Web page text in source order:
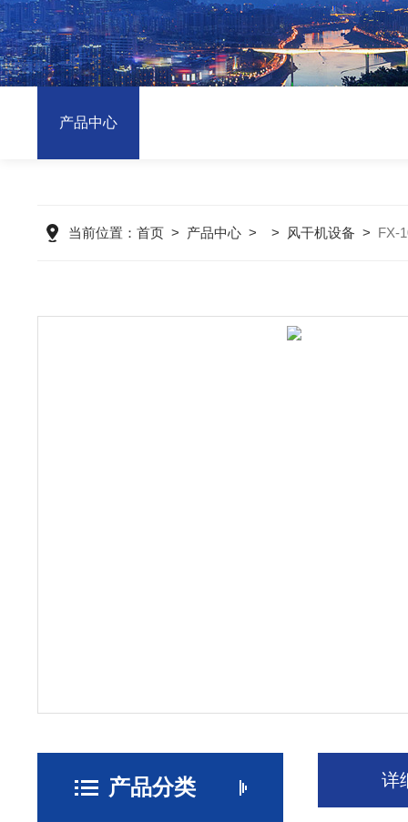
产品中心
当前位置： 首页> 产品中心> > 风干机设备 > FX-
产品分类 详